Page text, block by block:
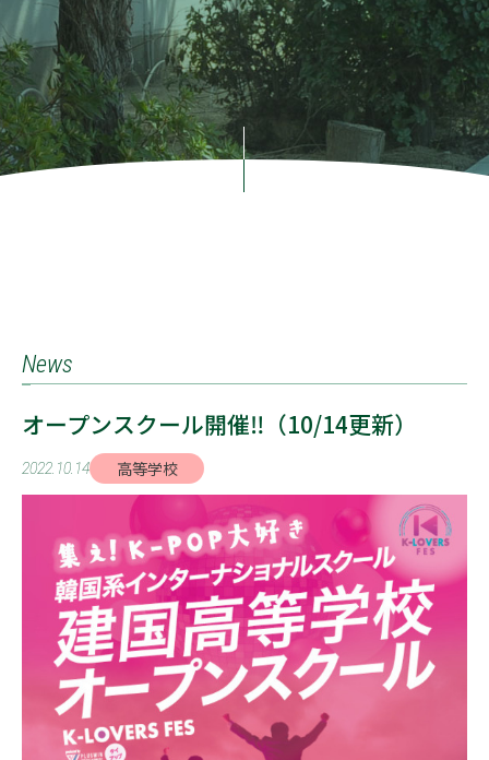
News
オープンスクール開催‼（10/14更新）
2022.10.14 高等学校